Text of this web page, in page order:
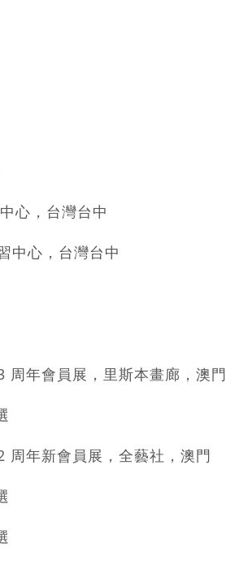
心，台灣台中
中心，台灣台中
年會員展，里斯本畫廊，澳門
年新會員展，全藝社，澳門